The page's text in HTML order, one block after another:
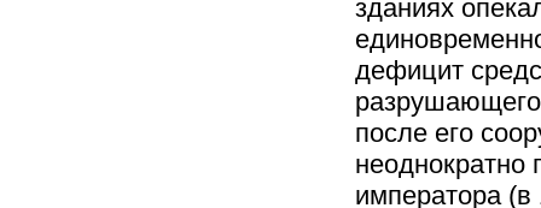
зданиях
дефицит
после его
неоднократно
императора (в